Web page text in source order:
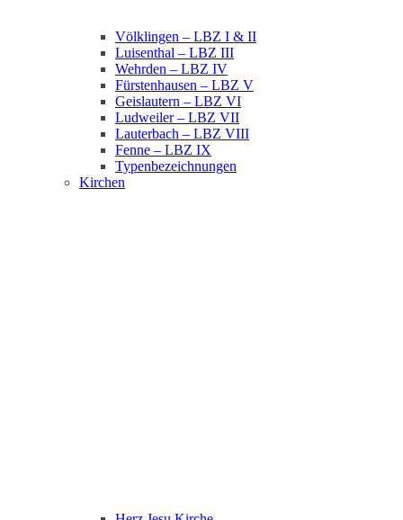
Völklingen – LBZ I & II
Luisenthal – LBZ III
Wehrden – LBZ IV
Fürstenhausen – LBZ V
Geislautern – LBZ VI
Ludweiler – LBZ VII
Lauterbach – LBZ VIII
Fenne – LBZ IX
Typenbezeichnungen
Kirchen